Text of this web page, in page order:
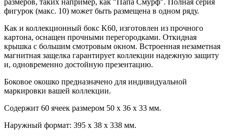
фигурок (макс. 10) может быть размещена в одном ряду.
Как и коллекционный бокс K60, изготовлен из прочного
картона, оснащен прочными перегородками. Откидная
крышка с большим смотровым окном. Встроенная незаметная
магнитная защелка гарантирует коллекции надежную защиту
и, одновременно достойную презентацию.
Боковое окошко предназначено для индивидуальной
маркировки вашей коллекции.
Содержит 60 ячеек размером 50 x 36 x 33 мм.
Наружный формат: 395 x 38 x 338 мм.